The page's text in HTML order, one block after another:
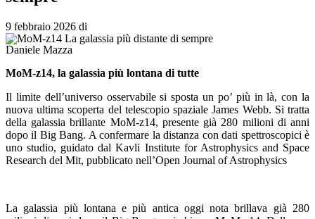
9 febbraio 2026 di
Daniele Mazza
MoM-z14, la galassia più lontana di tutte
Il limite dell’universo osservabile si sposta un po’ più in là, con la
nuova ultima scoperta del telescopio spaziale James Webb. Si tratta
della galassia brillante MoM-z14, presente già 280 milioni di anni
dopo il Big Bang. A confermare la distanza con dati spettroscopici è
uno studio, guidato dal Kavli Institute for Astrophysics and Space
Research del Mit, pubblicato nell’Open Journal of Astrophysics
La galassia più lontana e più antica oggi nota brillava già 280